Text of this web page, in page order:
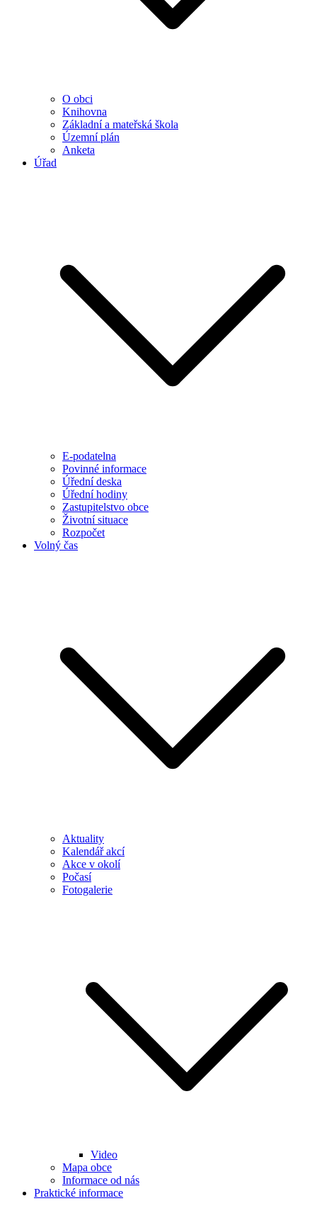
O obci
Knihovna
Základní a mateřská škola
Územní plán
Anketa
Úřad
E-podatelna
Povinné informace
Úřední deska
Úřední hodiny
Zastupitelstvo obce
Životní situace
Rozpočet
Volný čas
Aktuality
Kalendář akcí
Akce v okolí
Počasí
Fotogalerie
Video
Mapa obce
Informace od nás
Praktické informace